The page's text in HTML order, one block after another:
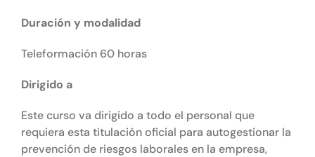
Duración y modalidad
Teleformación 60 horas
Dirigido a
Este curso va dirigido a todo el personal que
requiera esta titulación oficial para autogestionar la
prevención de riesgos laborales en la empresa,